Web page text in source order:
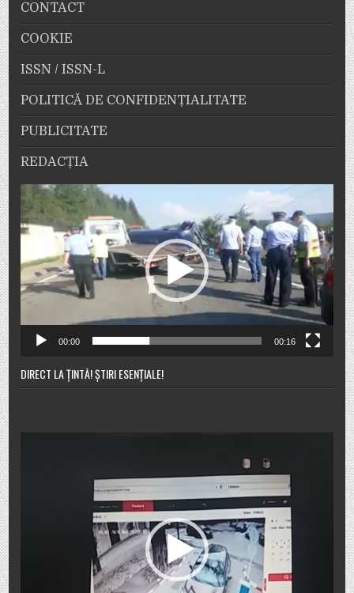
CONTACT
COOKIE
ISSN / ISSN-L
POLITICĂ DE CONFIDENȚIALITATE
PUBLICITATE
REDACȚIA
Player
video
00:00 00:16
DIRECT LA ȚINTĂ! ȘTIRI ESENȚIALE!